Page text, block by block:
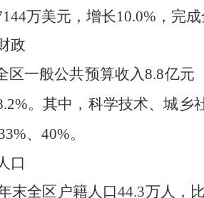
万美元，增长10.0% ，完
政
区一般公共预算收入8.8亿元
。其中， 科学技术、城乡
、 40%。
口
末全区 户籍人口44.3万人，